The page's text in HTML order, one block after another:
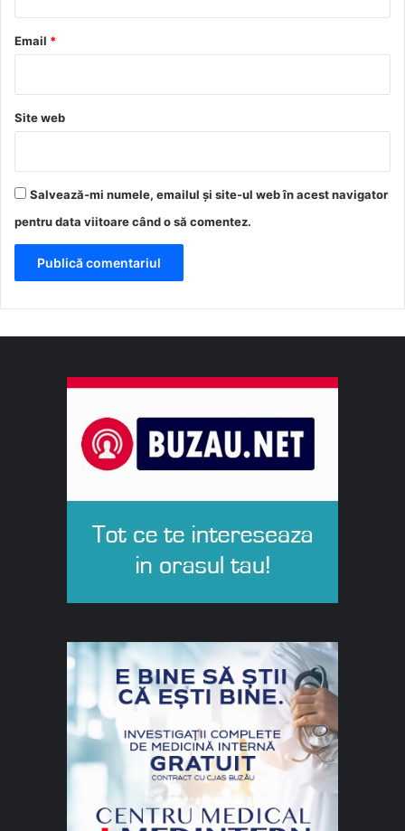
*
Email *
Site web
Salvează-mi numele, emailul și site-ul web în acest navigator
pentru data viitoare când o să comentez.